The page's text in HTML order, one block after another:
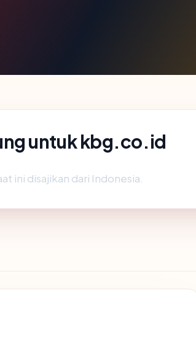
untuk kbg.co.id
ini disajikan dari Indonesia.